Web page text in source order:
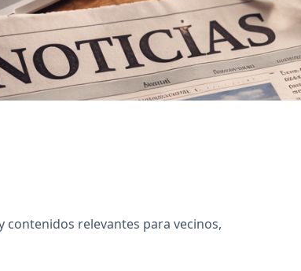
contenidos relevantes para vecinos,